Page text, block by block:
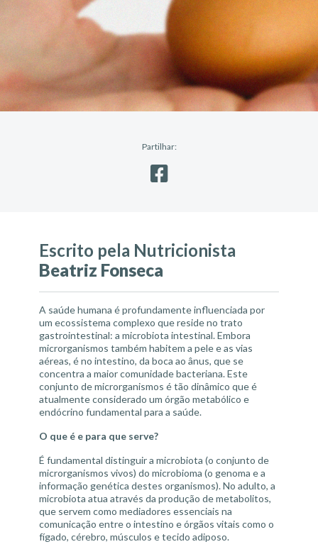
Partilhar:
Escrito pela Nutricionista
Beatriz Fonseca
A saúde humana é profundamente influenciada por
um ecossistema complexo que reside no trato
gastrointestinal: a microbiota intestinal. Embora
microrganismos também habitem a pele e as vias
aéreas, é no intestino, da boca ao ânus, que se
concentra a maior comunidade bacteriana. Este
conjunto de microrganismos é tão dinâmico que é
atualmente considerado um órgão metabólico e
endócrino fundamental para a saúde.
O que é e para que serve?
É fundamental distinguir a microbiota (o conjunto de
microrganismos vivos) do microbioma (o genoma e a
informação genética destes organismos). No adulto, a
microbiota atua através da produção de metabolitos,
que servem como mediadores essenciais na
comunicação entre o intestino e órgãos vitais como o
fígado, cérebro, músculos e tecido adiposo.